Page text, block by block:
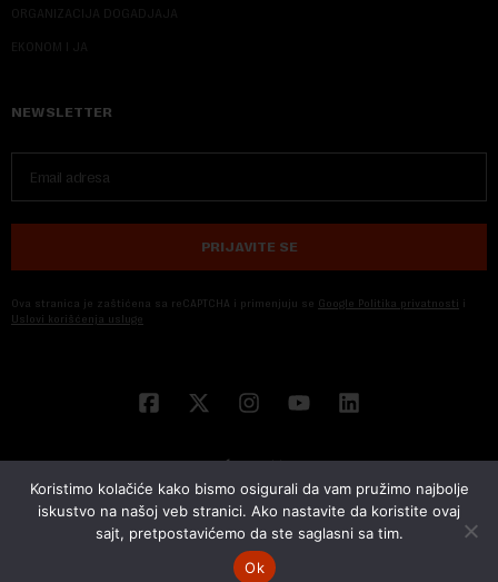
ORGANIZACIJA DOGADJAJA
EKONOM I JA
NEWSLETTER
PRIJAVITE SE
Ova stranica je zaštićena sa reCAPTCHA i primenjuju se Google Politika privatnosti i
Uslovi korišćenja usluge
© 2026 NOVA EKONOMIJA | SVA PRAVA ZADŽANA | DEVELOPED BY
Koristimo kolačiće kako bismo osigurali da vam pružimo najbolje
iskustvo na našoj veb stranici. Ako nastavite da koristite ovaj
sajt, pretpostavićemo da ste saglasni sa tim.
Ok